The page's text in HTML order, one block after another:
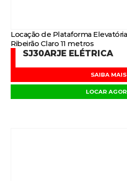
Locação de Plataforma
Ribeirão Claro 11 metros
SJ30ARJE ELÉTRICA
SAIBA MAIS
LOCAR